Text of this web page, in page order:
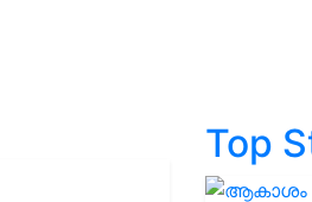
Top